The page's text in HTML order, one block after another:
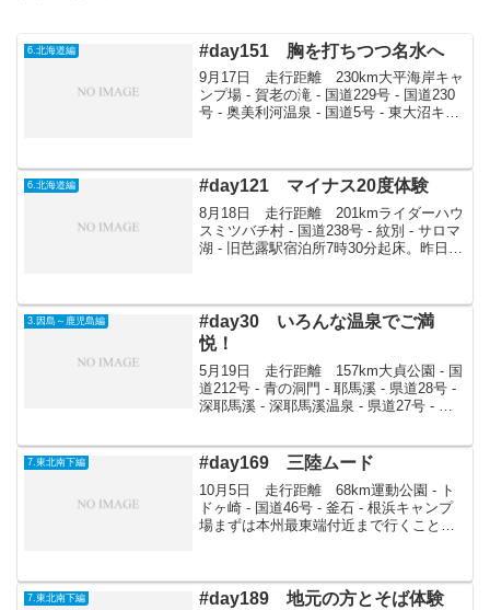
6.北海道編 #day151 胸を打ちつつ名水へ
9月17日 走行距離 230km大平海岸キャ
ンプ場 - 賀老の滝 - 国道229号 - 国道230
号 - 奥美利河温泉 - 国道5号 - 東大沼キャ
ほど散策。第2点望...
6.北海道編 #day121 マイナス20度体験
8月18日 走行距離 201kmライダーハウ
スミツバチ村 - 国道238号 - 紋別 - サロマ
湖 - 旧芭露駅宿泊所7時30分起床。昨日の
3.因島～鹿児島編
#day30 いろんな温泉でご満
悦！
5月19日 走行距離 157km大貞公園 - 国
道212号 - 青の洞門 - 耶馬溪 - 県道28号 -
深耶馬溪 - 深耶馬溪温泉 - 県道27号 - 西
7.東北南下編 #day169 三陸ムード
10月5日 走行距離 68km運動公園 - ト
ドヶ崎 - 国道46号 - 釜石 - 根浜キャンプ
場まずは本州最東端付近まで行くこと
1...
7.東北南下編 #day189 地元の方とそば体験